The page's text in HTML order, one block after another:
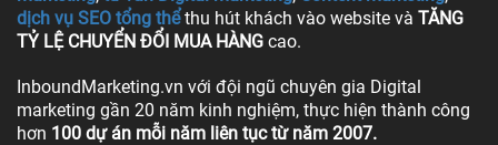
dịch vụ SEO tổng thể thu hút khách vào website và TĂNG
TỶ LỆ CHUYỂN ĐỔI MUA HÀNG cao.
InboundMarketing.vn với đội ngũ chuyên gia Digital
marketing gần 20 năm kinh nghiệm, thực hiện thành công
hơn 100 dự án mỗi năm liên tục từ năm 2007.